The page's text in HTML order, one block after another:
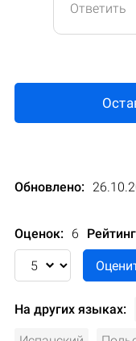
Ответить
Обновлено:
Оценок: 6 Рейтинг
На других языках: